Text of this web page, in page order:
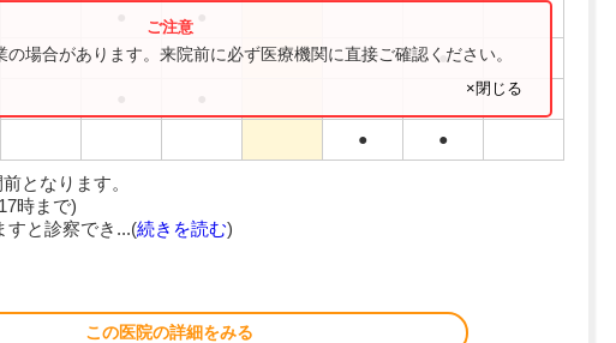
● ●
● ●
場合があります。来院前に必ず医療機関に直接ご確認ください。
×閉じる
となります。
時まで)
と診察でき...(続きを読む)
この医院の詳細をみる